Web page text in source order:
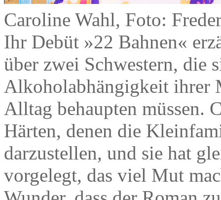
Caroline Wahl, Foto:
Ihr Debüt »22 Bahnen«
über zwei Schwestern, die
Alkoholabhängigkeit ihrer
Alltag behaupten müssen.
Härten, denen die
darzustellen, und sie hat
vorgelegt, das viel Mut